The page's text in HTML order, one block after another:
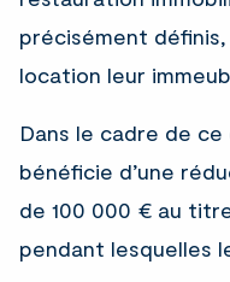
précisément
location leur
Dans le cadre de
bénéficie d’une
de 100 000 € au
pendant lesquelles